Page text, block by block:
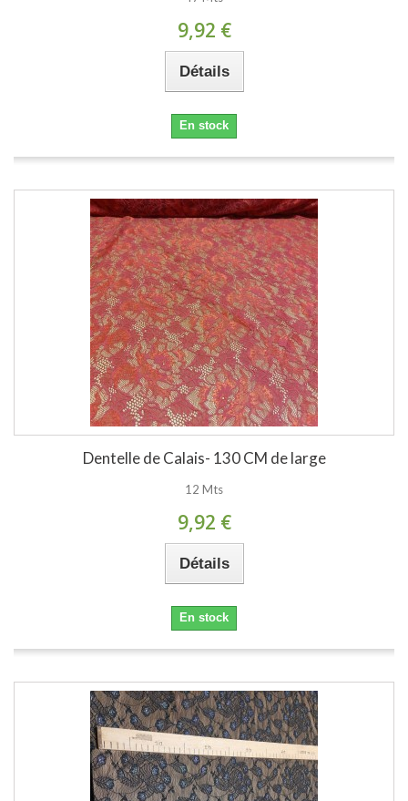
9,92 €
Détails
En stock
Dentelle de Calais- 130 CM de large
12 Mts
9,92 €
Détails
En stock